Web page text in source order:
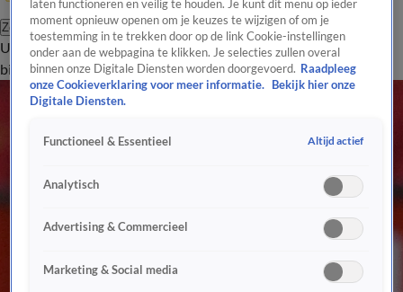
Zoeken
UitzendingenVandaag InsideDe OranjezomerShopUitzending
bijwonen
laten functioneren en veilig te houden. Je kunt dit menu op ieder
moment opnieuw openen om je keuzes te wijzigen of om je
toestemming in te trekken door op de link Cookie-instellingen
onder aan de webpagina te klikken. Je selecties zullen overal
binnen onze Digitale Diensten worden doorgevoerd. Raadpleeg
onze Cookieverklaring voor meer informatie.
Bekijk hier onze
Digitale Diensten.
Functioneel & Essentieel Altijd actief
Analytisch
Advertising & Commercieel
Marketing & Social media